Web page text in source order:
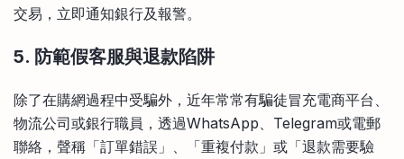
交易，立即通知銀行及報警。
5. 防範假客服與退款陷阱
除了在購網過程中受騙外，近年常常有騙徒冒充電商平台、
物流公司或銀行職員，透過WhatsApp、Telegram或電郵
聯絡，聲稱「訂單錯誤」、「重複付款」或「退款需要驗